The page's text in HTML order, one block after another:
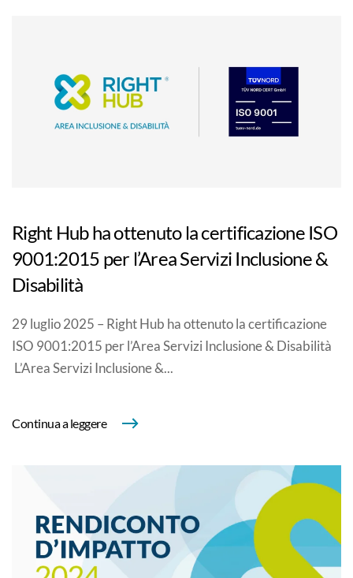
Right Hub ha ottenuto la certificazione ISO
9001:2015 per l’Area Servizi Inclusione &
Disabilità
29 luglio 2025 – Right Hub ha ottenuto la certificazione
ISO 9001:2015 per l’Area Servizi Inclusione & Disabilità
L’Area Servizi Inclusione &...
Continua a leggere